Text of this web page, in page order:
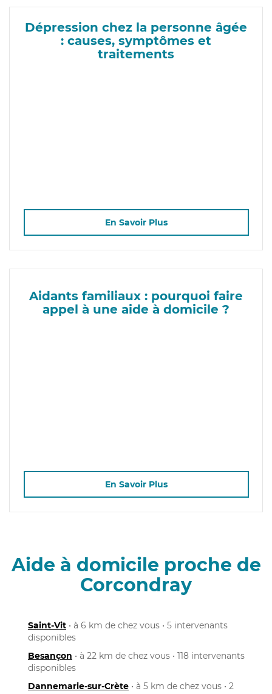
Dépression chez la personne âgée
: causes, symptômes et
traitements
En Savoir Plus
Aidants familiaux : pourquoi faire
appel à une aide à domicile ?
En Savoir Plus
Aide à domicile proche de
Corcondray
Saint-Vit • à 6 km de chez vous • 5 intervenants
disponibles
Besançon • à 22 km de chez vous • 118 intervenants
disponibles
Dannemarie-sur-Crète • à 5 km de chez vous • 2